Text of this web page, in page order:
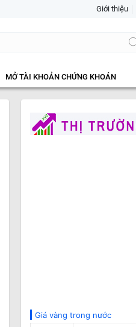
Giới thiệu
MỞ TÀI KHOẢN CHỨNG KHOÁN
Giá vàng trong nước